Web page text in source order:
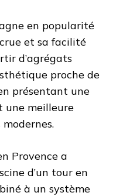
en popularité
et sa facilité
d’agrégats
proche de
présentant une
une meilleure
Provence a
d’un tour en
à un système